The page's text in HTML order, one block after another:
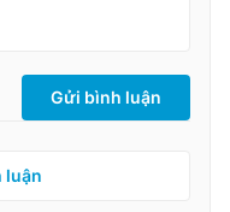
Gửi bình luận
luận